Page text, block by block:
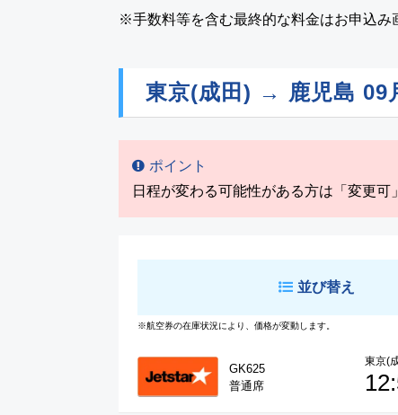
※手数料等を含む最終的な料金はお申込み
東京(成田) → 鹿児島 09
ポイント
日程が変わる可能性がある方は「変更可
並び替え
※航空券の在庫状況により、価格が変動します。
GK625
普通席
東京(